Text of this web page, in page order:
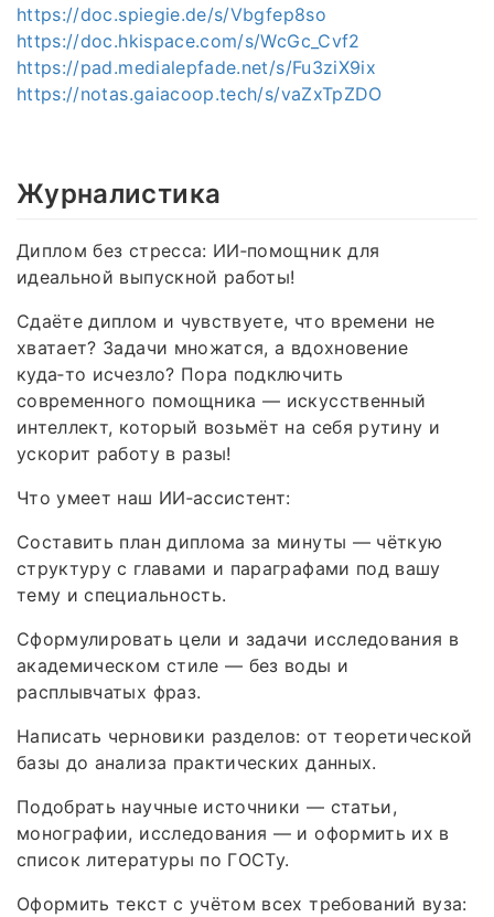
https://doc.spiegie.de/s/Vbgfep8so
https://doc.hkispace.com/s/WcGc_Cvf2
https://pad.medialepfade.net/s/Fu3ziX9ix
https://notas.gaiacoop.tech/s/vaZxTpZDO
Журналистика
Диплом без стресса: ИИ‑помощник для
идеальной выпускной работы!
Сдаёте диплом и чувствуете, что времени не
хватает? Задачи множатся, а вдохновение
куда‑то исчезло? Пора подключить
современного помощника — искусственный
интеллект, который возьмёт на себя рутину и
ускорит работу в разы!
Что умеет наш ИИ‑ассистент:
Составить план диплома за минуты — чёткую
структуру с главами и параграфами под вашу
тему и специальность.
Сформулировать цели и задачи исследования в
академическом стиле — без воды и
расплывчатых фраз.
Написать черновики разделов: от теоретической
базы до анализа практических данных.
Подобрать научные источники — статьи,
монографии, исследования — и оформить их в
список литературы по ГОСТу.
Оформить текст с учётом всех требований вуза: